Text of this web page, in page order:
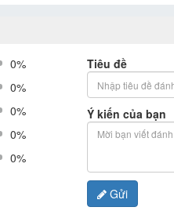
0%
0%
0%
0%
0%
Tiêu đề
Ý kiến của bạn
Gửi